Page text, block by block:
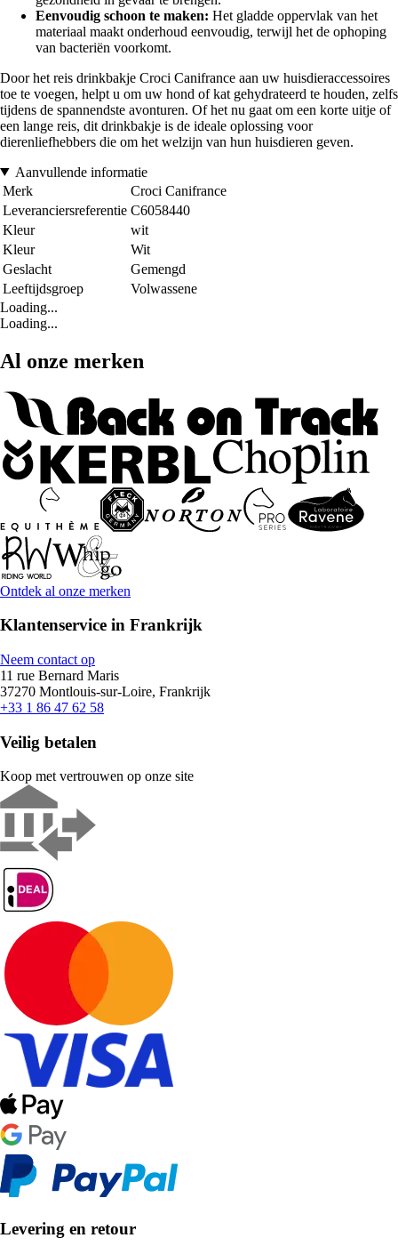
Eenvoudig schoon te maken: Het gladde oppervlak van het
materiaal maakt onderhoud eenvoudig, terwijl het de ophoping
van bacteriën voorkomt.
Door het reis drinkbakje Croci Canifrance aan uw huisdieraccessoires
toe te voegen, helpt u om uw hond of kat gehydrateerd te houden, zelfs
tijdens de spannendste avonturen. Of het nu gaat om een korte uitje of
een lange reis, dit drinkbakje is de ideale oplossing voor
dierenliefhebbers die om het welzijn van hun huisdieren geven.
Aanvullende informatie
Merk
Croci Canifrance
Leveranciersreferentie C6058440
Kleur
wit
Kleur
Wit
Geslacht
Gemengd
Leeftijdsgroep
Volwassene
Loading...
Loading...
Al onze merken
Ontdek al onze merken
Klantenservice in Frankrijk
Neem contact op
11 rue Bernard Maris
37270 Montlouis-sur-Loire, Frankrijk
+33 1 86 47 62 58
Veilig betalen
Koop met vertrouwen op onze site
Levering en retour